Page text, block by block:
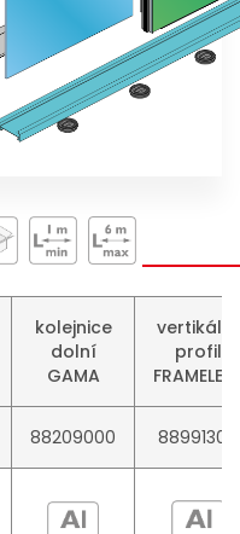
kolejnice
dolní
GAMA
vertikální
profil
88209000 88991300